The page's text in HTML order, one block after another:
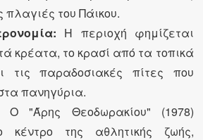
πλαγιές του Πάικου.
Η περιοχή φημίζεται
κρέατα, το κρασί από τα τοπικά
τις παραδοσιακές πίτες που
πανηγύρια.
Ο "Άρης Θεοδωρακίου" (1978)
κέντρο της αθλητικής ζωής,